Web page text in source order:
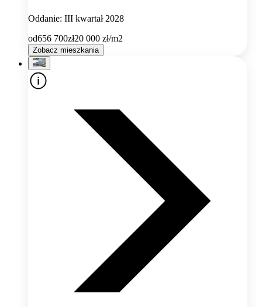
Oddanie: III kwartał 2028
od656 700zł20 000 zł/m2
Zobacz mieszkania